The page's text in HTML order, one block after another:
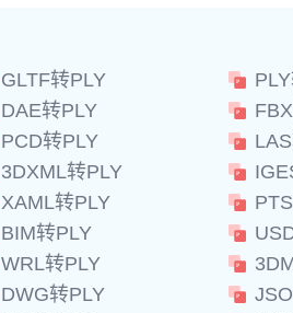
GLTF转PLY
DAE转PLY
PCD转PLY
3DXML转PLY
XAML转PLY
BIM转PLY
WRL转PLY
DWG转PLY